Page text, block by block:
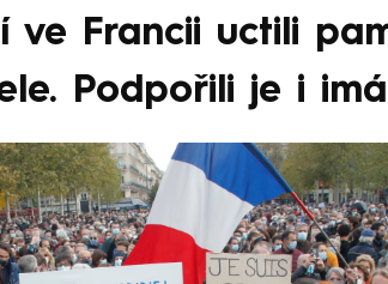
ve Francii uctili
Podpořili je i